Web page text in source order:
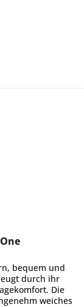
bequem und
durch ihr
Die
weiches